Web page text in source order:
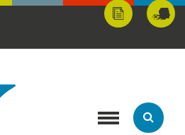
Mes
démarches
Toggle